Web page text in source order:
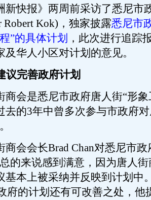
快报》两周前采访了悉尼市
Robert Kok)，独家披露悉尼市
”的具体计划 ，此次进行追踪
及华人小区对计划的意见。
议完善政府计划
会是悉尼市政府唐人街“形象
去的3年中曾多次参与市政府
会长Brad Chan对悉尼市政
的来说感到满意，因为唐人
基本上被采纳并反映到计划中
府的计划还有可改善之处，他